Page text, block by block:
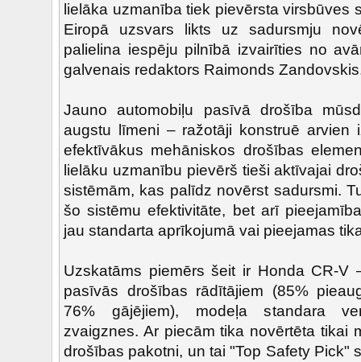
lielāka uzmanība tiek pievērsta virsbūves
Eiropā uzsvars likts uz sadursmju
palielina iespēju pilnībā izvairīties no
galvenais redaktors Raimonds
Jauno automobiļu pasīvā drošība
augstu līmeni – ražotāji konstruē arvien
efektīvākus mehāniskos drošības
lielāku uzmanību pievērš tieši aktīvajai
sistēmām, kas palīdz novērst sadursmi.
šo sistēmu efektivitāte, bet arī
jau standarta aprīkojumā vai pieejamas
Uzskatāms piemērs šeit ir Honda CR-V
pasīvās drošības rādītājiem (85%
76% gājējiem), modeļa standara
zvaigznes. Ar piecām tika novērtēta tikai
drošības pakotni, un tai "Top Safety Pick"